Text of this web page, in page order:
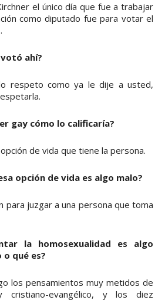
el único día que fue a trabajar
como diputado fue para votar el
ahí?
respeto como ya le dije a usted,
gay cómo lo calificaría?
de vida que tiene la persona.
opción de vida es algo malo?
para juzgar a una persona que toma
la homosexualidad es algo
o qué es?
los pensamientos muy metidos de
evangélico, y los diez